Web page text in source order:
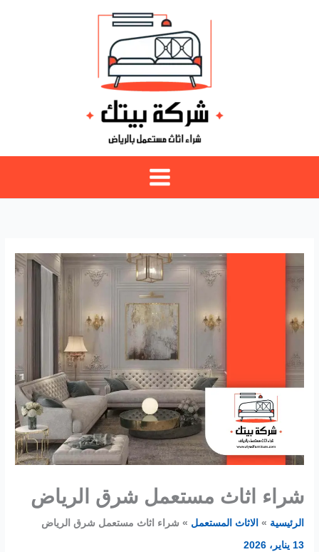
شراء اثاث مستعمل شرق الرياض
الرئيسية الاثاث المستعمل شراء اثاث مستعمل شرق الرياض
13 يناير، 2026